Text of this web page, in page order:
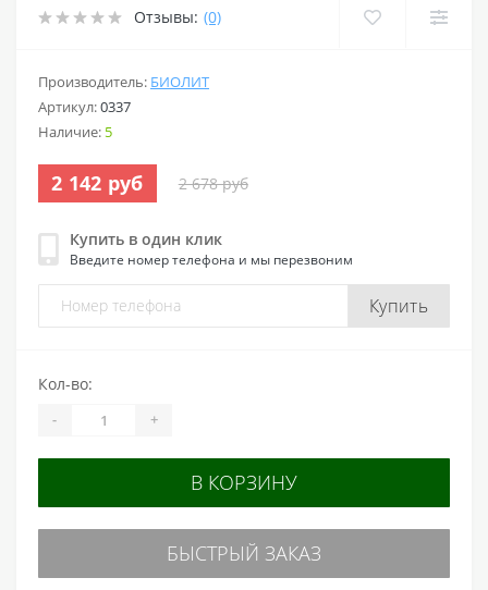
Отзывы: (0)
Производитель: БИОЛИТ
Артикул:0337
Наличие: 5
2 142 руб 2 678 руб
Купить в один клик
Введите номер телефона и мы перезвоним
Купить
Кол-во:
- +
В КОРЗИНУ
БЫСТРЫЙ ЗАКАЗ